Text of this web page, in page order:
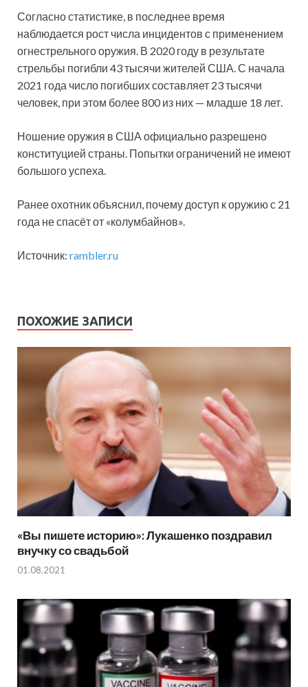
Согласно статистике, в последнее время
наблюдается рост числа инцидентов с применением
огнестрельного оружия. В 2020 году в результате
стрельбы погибли 43 тысячи жителей США. С начала
2021 года число погибших составляет 23 тысячи
человек, при этом более 800 из них — младше 18 лет.
Ношение оружия в США официально разрешено
конституцией страны. Попытки ограничений не имеют
большого успеха.
Ранее охотник объяснил, почему доступ к оружию с 21
года не спасёт от «колумбайнов».
Источник: rambler.ru
ПОХОЖИЕ ЗАПИСИ
«Вы пишете историю»: Лукашенко поздравил
внучку со свадьбой
01.08.2021